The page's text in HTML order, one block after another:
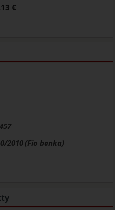
€
2010 (Fio banka)